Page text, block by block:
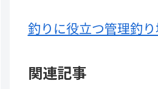
釣りに役立つ管理釣
関連記事